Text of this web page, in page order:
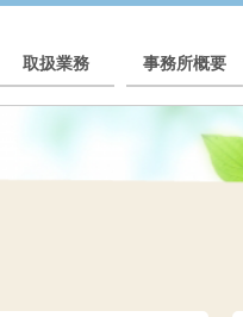
取扱業務 事務所概要